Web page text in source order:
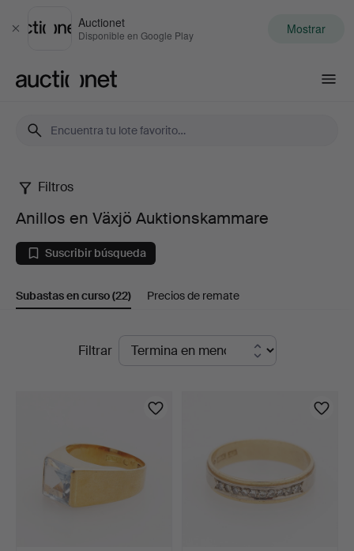
Cerrar
Auctionet
Disponible en Google Play Mostrar
Anillos
en
Växjö
Auktionskammare
Filtros
Anillos en Växjö Auktionskammare
Suscribir búsqueda
Subastas en curso(22) Precios de remate
SubastasFiltrar